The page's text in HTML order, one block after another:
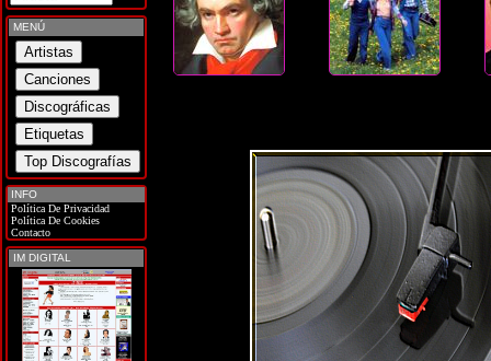
MENÚ
INFO
Política De Privacidad
Política De Cookies
Contacto
IM DIGITAL